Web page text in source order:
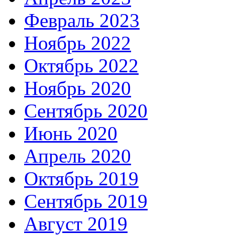
Февраль 2023
Ноябрь 2022
Октябрь 2022
Ноябрь 2020
Сентябрь 2020
Июнь 2020
Апрель 2020
Октябрь 2019
Сентябрь 2019
Август 2019